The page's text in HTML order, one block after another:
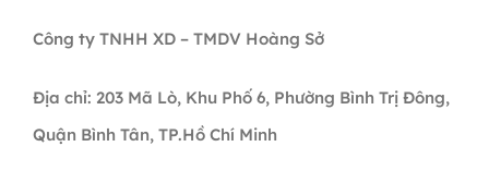
Công ty TNHH XD – TMDV Hoàng Sở
Địa chỉ: 203 Mã Lò, Khu Phố 6, Phường Bình Trị Đông,
Quận Bình Tân, TP.Hồ Chí Minh